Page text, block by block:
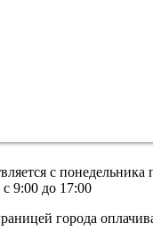
c понедельника
9:00 до 17:00
города